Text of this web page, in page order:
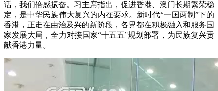
话，我们倍感振奋。习主席指出，促进香港、澳门长期繁荣稳
定，是中华民族伟大复兴的内在要求。新时代“一国两制”下的
香港，正走在由治及兴的新阶段，各界都在积极融入和服务国
家发展大局，全力对接国家“十五五”规划部署，为民族复兴贡
献香港力量。